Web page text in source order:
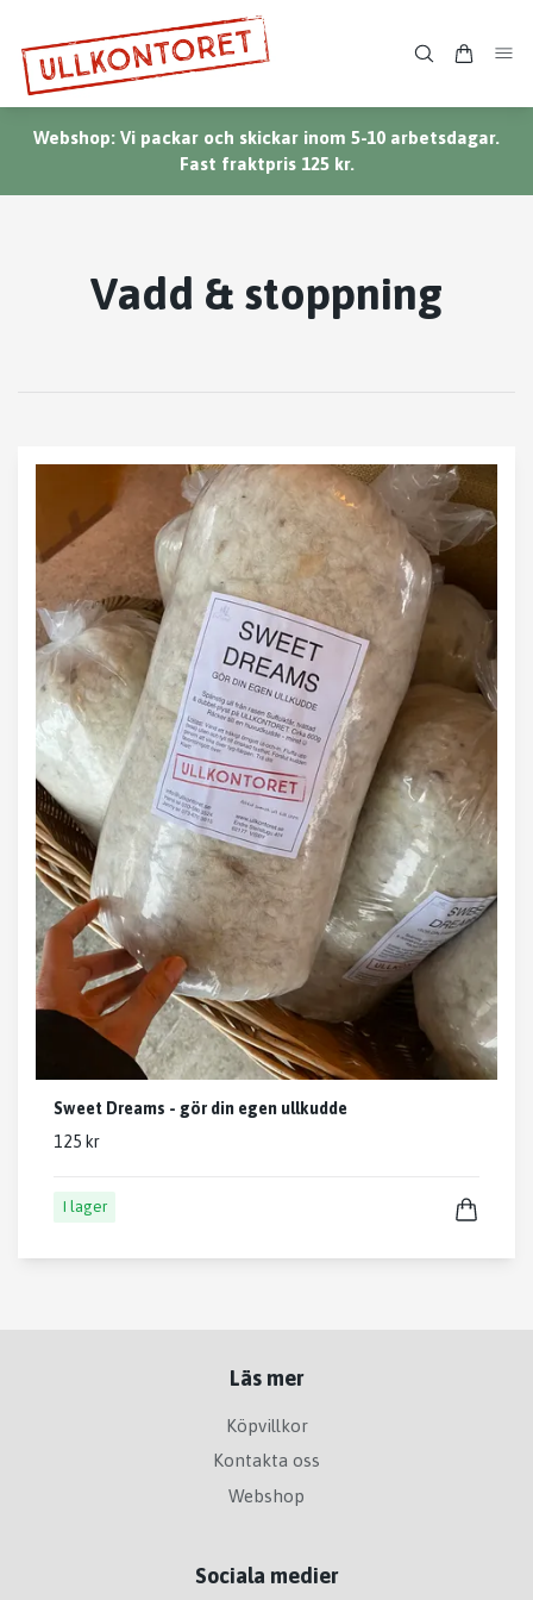
Webshop: Vi packar och skickar inom 5-10 arbetsdagar.
Fast fraktpris 125 kr.
Vadd & stoppning
Sweet Dreams - gör din egen ullkudde
125 kr
I lager
Läs mer
Köpvillkor
Kontakta oss
Webshop
Sociala medier